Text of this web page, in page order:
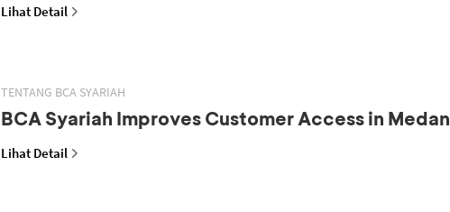
Lihat Detail
TENTANG BCA SYARIAH
BCA Syariah Improves Customer Access in Medan
Lihat Detail